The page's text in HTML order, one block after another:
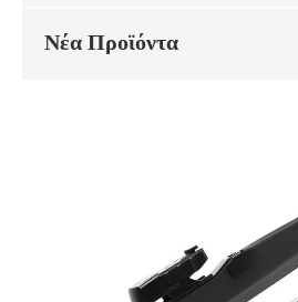
Νέα Προϊόντα